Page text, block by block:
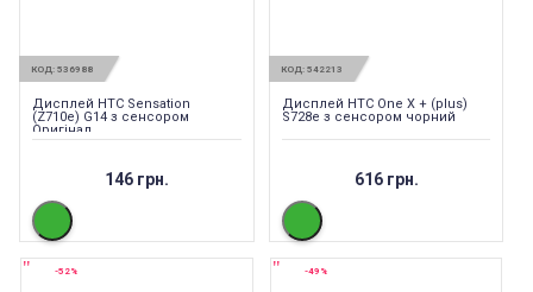
КОД: 536988
Дисплей HTC Sensation
(Z710e) G14 з сенсором
Оригінал
146 грн.
КОД: 542213
Дисплей HTC One X + (plus)
S728e з сенсором чорний
616 грн.
-52% -49%